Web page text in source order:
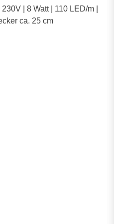
| 8 Watt | 110 LED/m |
ca. 25 cm